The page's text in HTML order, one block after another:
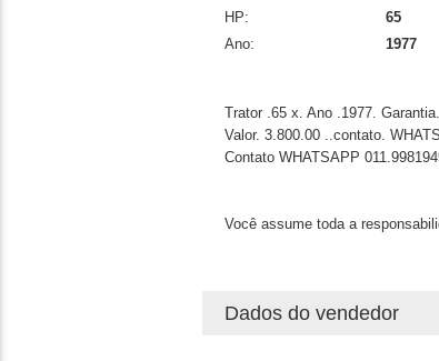
HP:
65
Ano:
1977
Trator .65 x. Ano .1977.
Valor. 3.800.00 ..contato.
Contato WHATSAPP
Você assume toda a
Dados do vendedor